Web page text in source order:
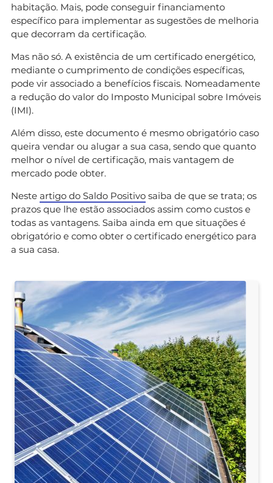
habitação. Mais, pode conseguir financiamento
específico para implementar as sugestões de melhoria
que decorram da certificação.
Mas não só. A existência de um certificado energético,
mediante o cumprimento de condições específicas,
pode vir associado a benefícios fiscais. Nomeadamente
a redução do valor do Imposto Municipal sobre Imóveis
(IMI).
Além disso, este documento é mesmo obrigatório caso
queira vendar ou alugar a sua casa, sendo que quanto
melhor o nível de certificação, mais vantagem de
mercado pode obter.
Neste artigo do Saldo Positivo saiba de que se trata; os
prazos que lhe estão associados assim como custos e
todas as vantagens. Saiba ainda em que situações é
obrigatório e como obter o certificado energético para
a sua casa.